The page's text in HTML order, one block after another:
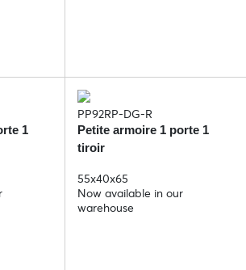
1
PP92RP-DG-R
Petite armoire 1 porte 1
tiroir
55x40x65
Now available in our
warehouse